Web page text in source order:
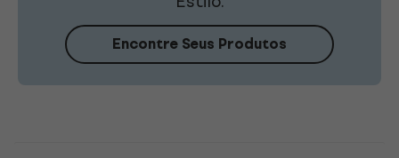
Encontre Seus Produtos